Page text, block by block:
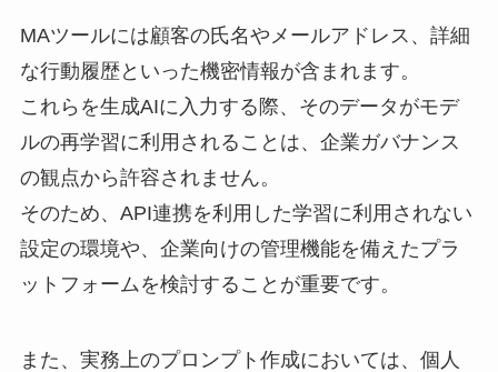
MAツールには顧客の氏名やメールアドレス、詳細
な行動履歴といった機密情報が含まれます。
これらを生成AIに入力する際、そのデータがモデ
ルの再学習に利用されることは、企業ガバナンス
の観点から許容されません。
そのため、API連携を利用した学習に利用されない
設定の環境や、企業向けの管理機能を備えたプラ
ットフォームを検討することが重要です。
また、実務上のプロンプト作成においては、個人